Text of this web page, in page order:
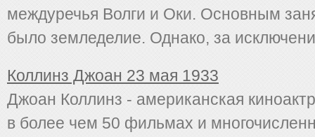
междуречья Волги и Оки. Основным
было земледелие. Однако, за
Коллинз Джоан 23 мая 1933
Джоан Коллинз - американская
в более чем 50 фильмах и